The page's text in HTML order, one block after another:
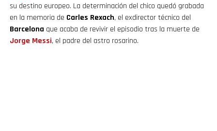
su destino europeo. La determinación del chico quedó grabada
en la memoria de Carles Rexach, el exdirector técnico del
Barcelona que acaba de revivir el episodio tras la muerte de
Jorge Messi, el padre del astro rosarino.